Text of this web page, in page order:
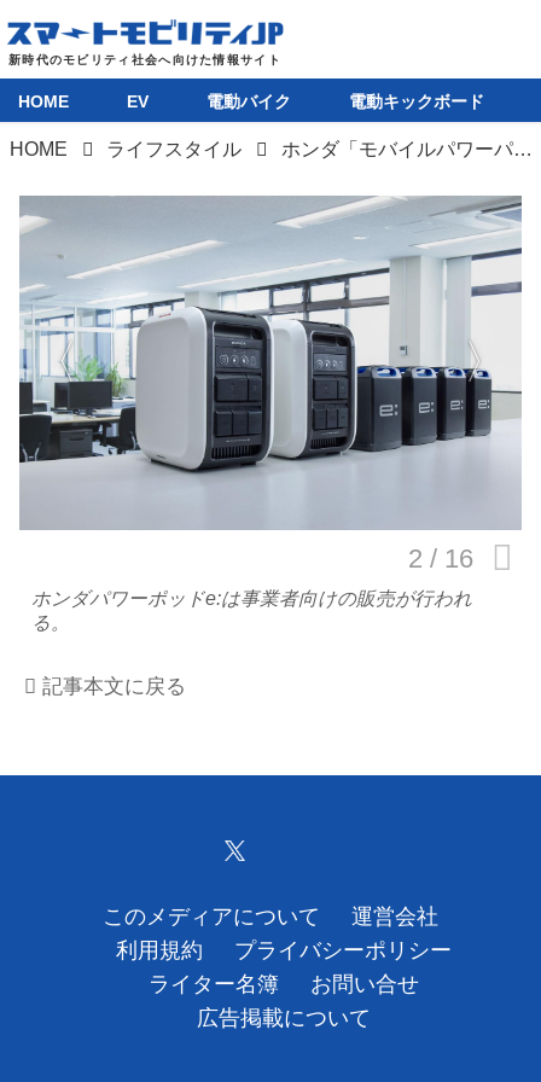
電動バイク
電動キックボード
ライフスタイル
テクノロジー
このメディアについて
運営会社
プライバシーポリシー
HOME EV 電動バイク 電動キックボード
HOME ライフスタイル ホンダ「モバイルパワーパックe：」をポータブル電源として使用できる「パワーポッドe：」を発売
ホンダパワーポッドe:は事業者向けの販売が行われ
る。
記事本文に戻る
このメディアについて
運営会社
利用規約
プライバシーポリシー
ライター名簿
お問い合せ
広告掲載について